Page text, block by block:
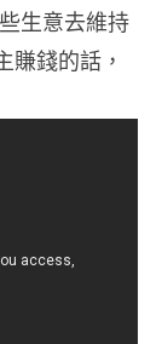
生意去維持
賺錢的話，